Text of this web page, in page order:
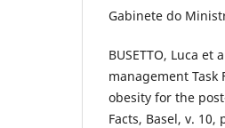
Gabinete do
BUSETTO, Luca
management Task
obesity for the
Facts, Basel, v. 10,